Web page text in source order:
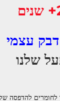
דבק עצמי
שלנו